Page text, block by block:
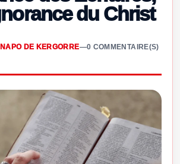
du Christ
NAPO DE KERGORRE—0 COMMENTAIRE(S)